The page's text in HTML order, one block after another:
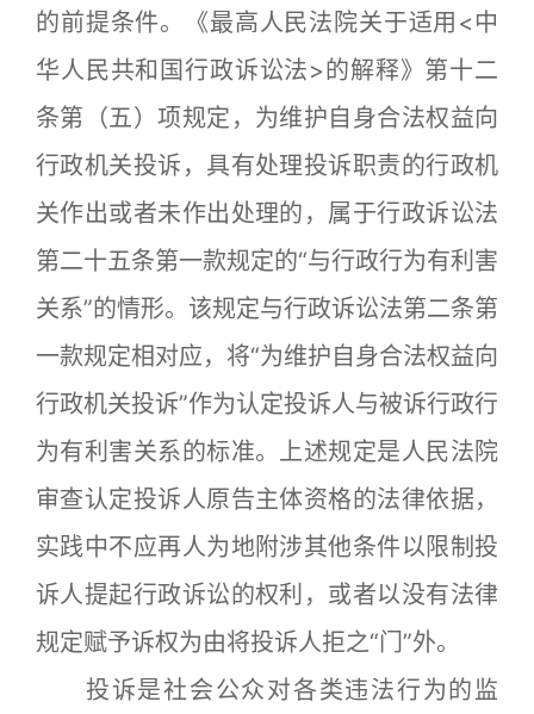
的前提条件。《最高人民法院关于适用<中
华人民共和国行政诉讼法>的解释》第十二
条第（五）项规定，为维护自身合法权益向
行政机关投诉，具有处理投诉职责的行政机
关作出或者未作出处理的，属于行政诉讼法
第二十五条第一款规定的“与行政行为有利害
关系”的情形。该规定与行政诉讼法第二条第
一款规定相对应，将“为维护自身合法权益向
行政机关投诉”作为认定投诉人与被诉行政行
为有利害关系的标准。上述规定是人民法院
审查认定投诉人原告主体资格的法律依据，
实践中不应再人为地附涉其他条件以限制投
诉人提起行政诉讼的权利，或者以没有法律
规定赋予诉权为由将投诉人拒之“门”外。
投诉是社会公众对各类违法行为的监